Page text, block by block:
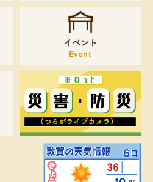
イベント
Event